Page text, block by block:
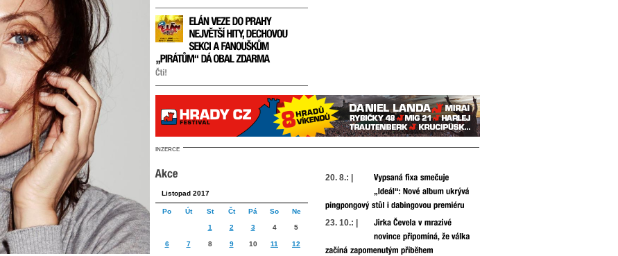
INZERCE
Listopad 2017
Po Út St Čt Pá So Ne
1 2 3 4 5
6 7 8 9 10 11 12
20. 8.: |
23. 10.: |